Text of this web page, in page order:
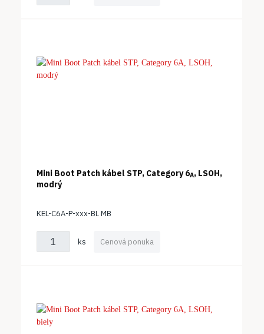
Mini Boot Patch kábel STP, Category 6A, LSOH,
modrý
KEL-C6A-P-xxx-BL MB
ks Cenová ponuka